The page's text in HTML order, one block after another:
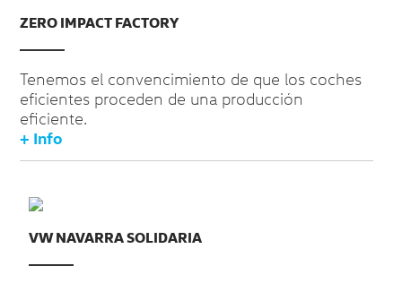
ZERO IMPACT FACTORY
Tenemos el convencimiento de que los coches
eficientes proceden de una producción
eﬁciente.
+ Info
VW NAVARRA SOLIDARIA